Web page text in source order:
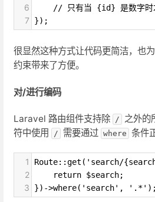
6
// 只有当 {id} 是数字时
7 });
很显然这种方式让代码更简洁，也
约束带来了方便。
对/进行编码
Laravel 路由组件支持除 /
之外的
符中使用
/ 需要通过 where 条件
1 Route::get('search/
2
    return $search;
3 })->where('search', '.*');